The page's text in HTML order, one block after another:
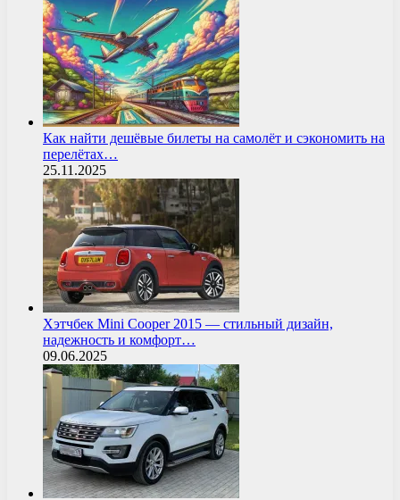
Как найти дешёвые билеты на самолёт и сэкономить на
перелётах…
25.11.2025
Хэтчбек Mini Cooper 2015 — стильный дизайн,
надежность и комфорт…
09.06.2025